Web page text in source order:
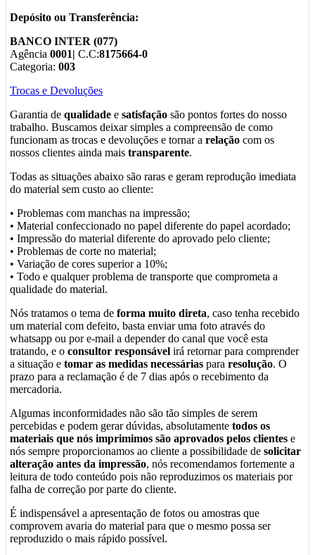
Depósito ou Transferência:
BANCO INTER (077)
Agência 0001| C.C:8175664-0
Categoria: 003
Trocas e Devoluções
Garantia de qualidade e satisfação são pontos fortes do nosso
trabalho. Buscamos deixar simples a compreensão de como
funcionam as trocas e devoluções e tornar a relação com os
nossos clientes ainda mais transparente.
Todas as situações abaixo são raras e geram reprodução imediata
do material sem custo ao cliente:
• Problemas com manchas na impressão;
• Material confeccionado no papel diferente do papel acordado;
• Impressão do material diferente do aprovado pelo cliente;
• Problemas de corte no material;
• Variação de cores superior a 10%;
• Todo e qualquer problema de transporte que comprometa a
qualidade do material.
Nós tratamos o tema de forma muito direta, caso tenha recebido
um material com defeito, basta enviar uma foto através do
whatsapp ou por e-mail a depender do canal que você esta
tratando, e o consultor responsável irá retornar para comprender
a situação e tomar as medidas necessárias para resolução. O
prazo para a reclamação é de 7 dias após o recebimento da
mercadoria.
Algumas inconformidades não são tão simples de serem
percebidas e podem gerar dúvidas, absolutamente todos os
materiais que nós imprimimos são aprovados pelos clientes e
nós sempre proporcionamos ao cliente a possibilidade de solicitar
alteração antes da impressão, nós recomendamos fortemente a
leitura de todo conteúdo pois não reproduzimos os materiais por
falha de correção por parte do cliente.
É indispensável a apresentação de fotos ou amostras que
comprovem avaria do material para que o mesmo possa ser
reproduzido o mais rápido possível.